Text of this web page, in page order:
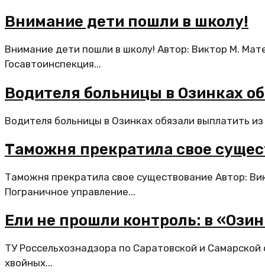
Внимание дети пошли в школу!
Внимание дети пошли в школу! Автор: Виктор М.
Госавтоинспекция...
Водителя больницы в Озинках
Водителя больницы в Озинках обязали выплатить
Таможня прекратила свое
Таможня прекратила свое существование Автор:
Пограничное управление...
Ели не прошли контроль: в
ТУ Россельхознадзора по Саратовской и
хвойных...